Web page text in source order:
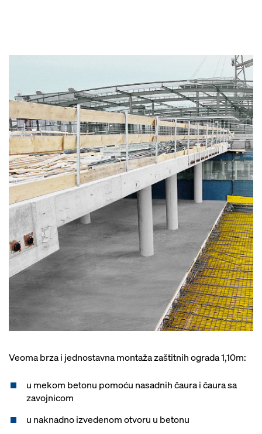
Veoma brza i jednostavna montaža zaštitnih ograda 1,10m:
u mekom betonu pomoću nasadnih čaura i čaura sa
zavojnicom
u naknadno izvedenom otvoru u betonu